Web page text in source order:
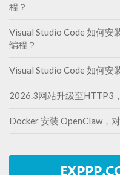
程？
Visual Studio Code 如何安
编程？
Visual Studio Code 如何安
2026.3网站升级至HTTP3
Docker 安装 OpenClaw，